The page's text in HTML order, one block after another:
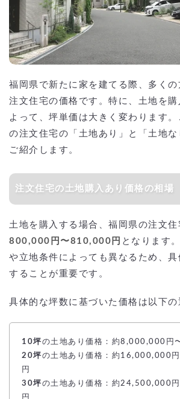
福岡県で新たに家を建てる際、多く
注文住宅の価格です。特に、土地を
よって、坪単価は大きく変わります
の注文住宅の「土地あり」と「土地
ご紹介します。
注文住宅の土地購入あり価格の相場
土地を購入する場合、福岡県の注文住
800,000円〜810,000円 となります
や立地条件によっても異なるため、
することが重要です。
具体的な坪数に基づいた価格は以下の
10坪の土地あり価格：約8,000,000円
20坪の土地あり価格：約16,000,000
円
30坪の土地あり価格：約24,500,000